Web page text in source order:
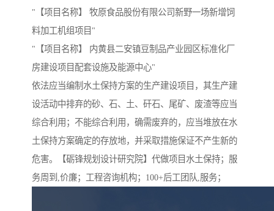
"【项目名称】 牧原食品股份有限公司新野一场新增饲
料加工机组项目"
"【项目名称】 内黄县二安镇豆制品产业园区标准化厂
房建设项目配套设施及能源中心"
依法应当编制水土保持方案的生产建设项目，其生产建
设活动中排弃的砂、石、土、矸石、尾矿、废渣等应当
综合利用；不能综合利用，确需废弃的，应当堆放在水
土保持方案确定的存放地，并采取措施保证不产生新的
危害。【砺锋规划设计研究院】代做项目水土保持；服
务周到,价廉；工程咨询机构；100+后工团队,服务；